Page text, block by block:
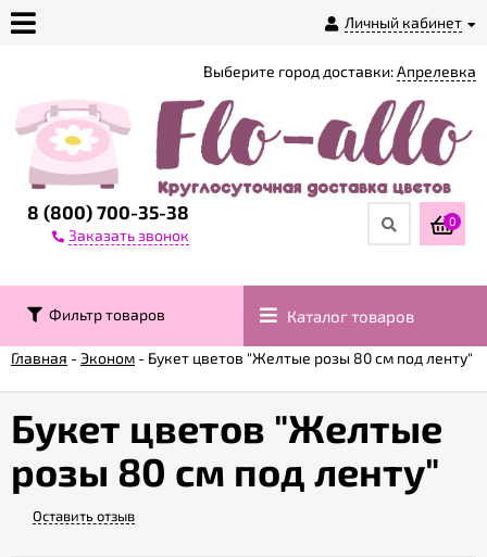
Личный кабинет
магазине
Доставка
Контакты
Гарантии
8 (800) 700-35-38
Заказать звонок
Выберите город доставки:Апрелевка
0
Фильтр товаров Каталог товаров
Главная -Эконом - Букет цветов "Желтые розы 80 см под ленту"
Букет цветов "Желтые
розы 80 см под ленту"
Оставить отзыв